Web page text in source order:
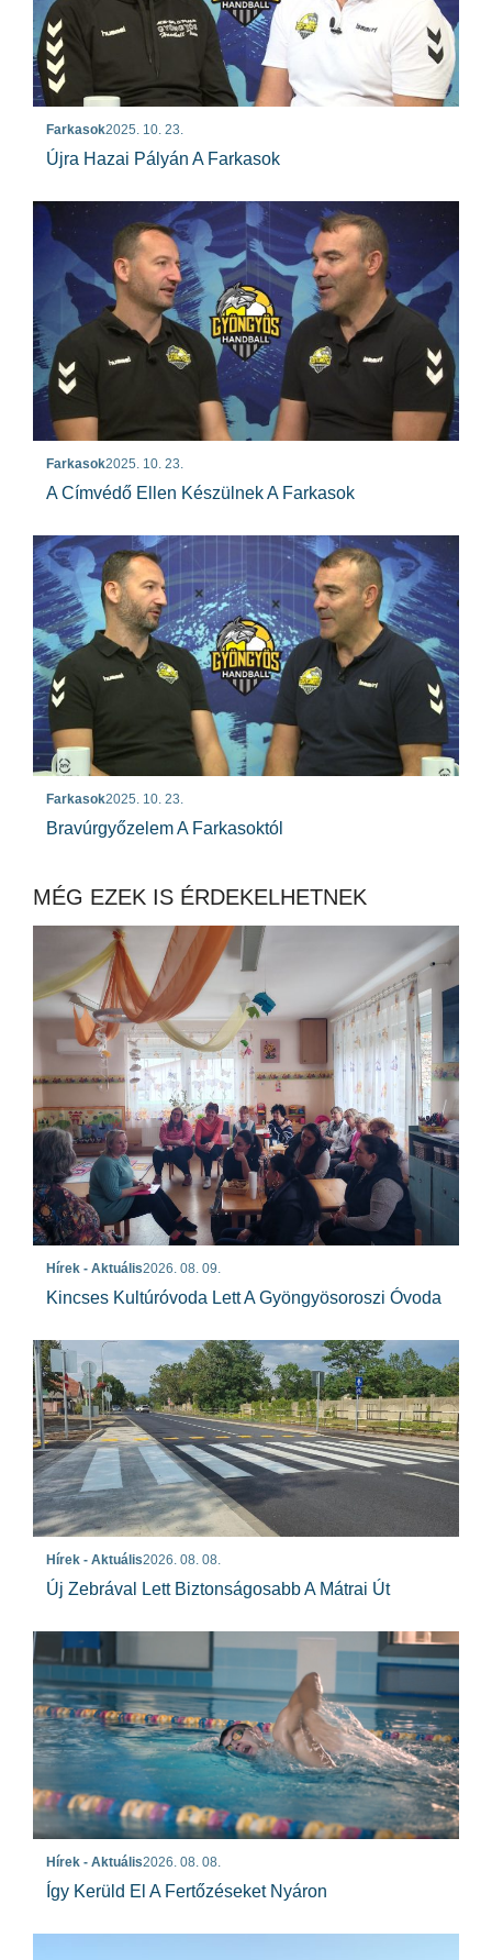
Farkasok2025. 10. 23.
Újra Hazai Pályán A Farkasok
Farkasok2025. 10. 23.
A Címvédő Ellen Készülnek A Farkasok
Farkasok2025. 10. 23.
Bravúrgyőzelem A Farkasoktól
MÉG EZEK IS ÉRDEKELHETNEK
Hírek - Aktuális2026. 08. 09.
Kincses Kultúróvoda Lett A Gyöngyösoroszi Óvoda
Hírek - Aktuális2026. 08. 08.
Új Zebrával Lett Biztonságosabb A Mátrai Út
Hírek - Aktuális2026. 08. 08.
Így Kerüld El A Fertőzéseket Nyáron